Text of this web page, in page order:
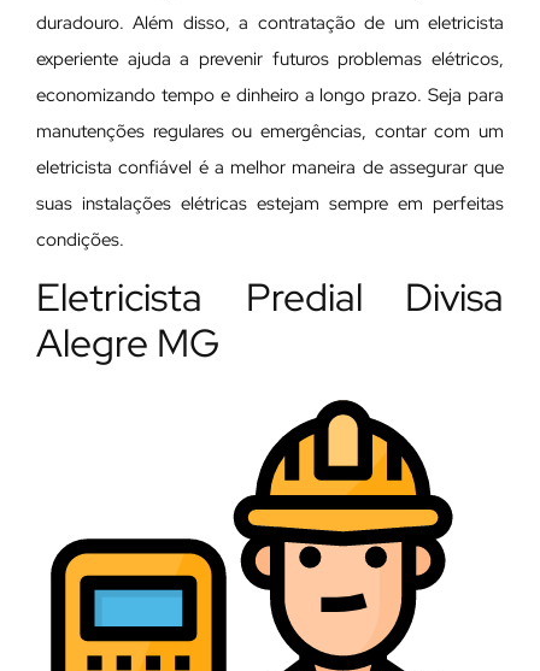
duradouro. Além disso, a contratação de um eletricista
experiente ajuda a prevenir futuros problemas elétricos,
economizando tempo e dinheiro a longo prazo. Seja para
manutenções regulares ou emergências, contar com um
eletricista confiável é a melhor maneira de assegurar que
suas instalações elétricas estejam sempre em perfeitas
condições.
Eletricista Predial Divisa
Alegre MG